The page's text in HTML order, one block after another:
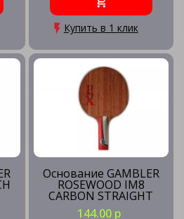
Купить в 1 клик
Основание GAMBLER
ROSEWOOD IM8
CARBON STRAIGHT
144.00 р